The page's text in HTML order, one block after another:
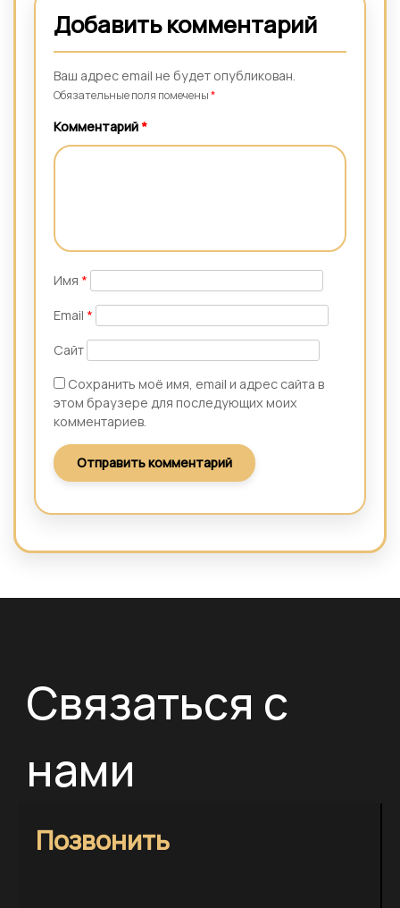
Добавить комментарий
Ваш адрес email не будет опубликован.
Обязательные поля помечены*
Комментарий*
Имя *
Email *
Сайт
Сохранить моё имя, email и адрес сайта в
этом браузере для последующих моих
комментариев.
Связаться с
нами
Позвонить